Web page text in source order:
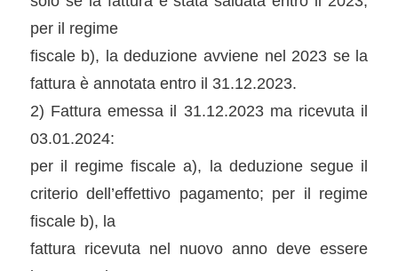
per il regime
fiscale b), la deduzione avviene nel 2023 se la
fattura è annotata entro il 31.12.2023.
2) Fattura emessa il 31.12.2023 ma ricevuta il
03.01.2024:
per il regime fiscale a), la deduzione segue il
criterio dell’effettivo pagamento; per il regime
fiscale b), la
fattura ricevuta nel nuovo anno deve essere